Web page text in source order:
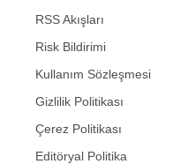
RSS Akışları
Risk Bildirimi
Kullanım Sözleşmesi
Gizlilik Politikası
Çerez Politikası
Editöryal Politika